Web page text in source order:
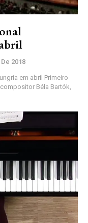
2018
abril Primeiro
Béla Bartók,